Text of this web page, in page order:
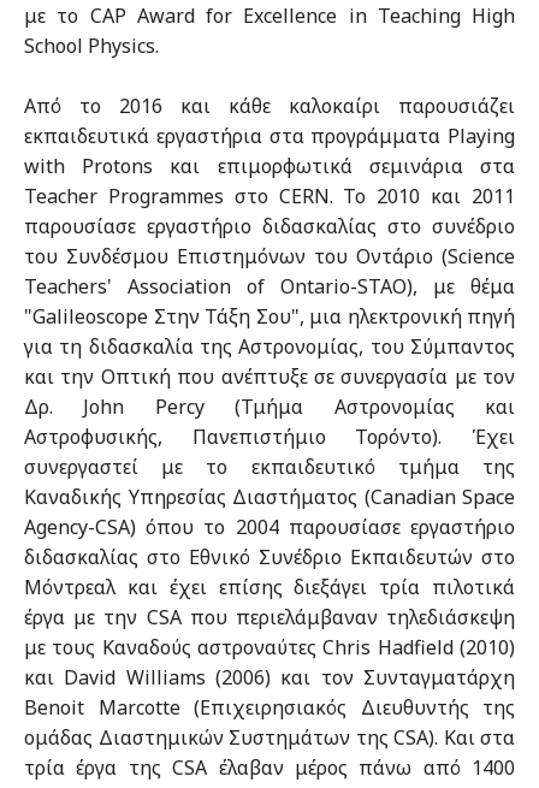
με το CAP Award for Excellence in Teaching High
School Physics.
Από το 2016 και κάθε καλοκαίρι παρουσιάζει
εκπαιδευτικά εργαστήρια στα προγράμματα Playing
with Protons και επιμορφωτικά σεμινάρια στα
Teacher Programmes στο CERN. Το 2010 και 2011
παρουσίασε εργαστήριο διδασκαλίας στο συνέδριο
του Συνδέσμου Επιστημόνων του Οντάριο (Science
Teachers' Association of Ontario-STAO), με θέμα
"Galileoscope Στην Τάξη Σου", μια ηλεκτρονική πηγή
για τη διδασκαλία της Αστρονομίας, του Σύμπαντος
και την Οπτική που ανέπτυξε σε συνεργασία με τον
Δρ. John Percy (Τμήμα Αστρονομίας και
Αστροφυσικής, Πανεπιστήμιο Τορόντο). Έχει
συνεργαστεί με το εκπαιδευτικό τμήμα της
Καναδικής Υπηρεσίας Διαστήματος (Canadian Space
Agency-CSA) όπου το 2004 παρουσίασε εργαστήριο
διδασκαλίας στο Εθνικό Συνέδριο Εκπαιδευτών στο
Μόντρεαλ και έχει επίσης διεξάγει τρία πιλοτικά
έργα με την CSA που περιελάμβαναν τηλεδιάσκεψη
με τους Καναδούς αστροναύτες Chris Hadfield (2010)
και David Williams (2006) και τον Συνταγματάρχη
Benoit Marcotte (Επιχειρησιακός Διευθυντής της
ομάδας Διαστημικών Συστημάτων της CSA). Και στα
τρία έργα της CSA έλαβαν μέρος πάνω από 1400